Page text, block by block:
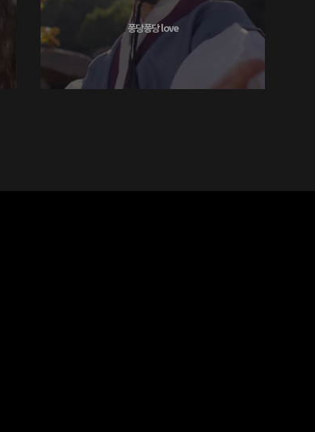
개! (윤두준ver)
퐁당퐁당 love